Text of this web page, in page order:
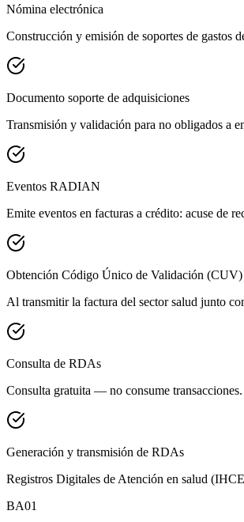
Nómina electrónica
Construcción y emisión de soportes de gastos
Documento soporte de adquisiciones
Transmisión y validación para no obligados a
Eventos RADIAN
Emite eventos en facturas a crédito: acuse de
Obtención Código Único de Validación (CUV)
Al transmitir la factura del sector salud junto
Consulta de RDAs
Consulta gratuita — no consume transacciones.
Generación y transmisión de RDAs
Registros Digitales de Atención en salud
BA01